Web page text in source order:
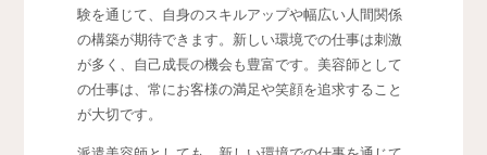
験を通じて、自身のスキルアップや幅広い人間関係
の構築が期待できます。新しい環境での仕事は刺激
が多く、自己成長の機会も豊富です。美容師として
の仕事は、常にお客様の満足や笑顔を追求すること
が大切です。